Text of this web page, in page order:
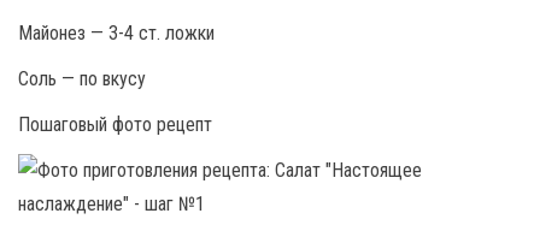
Майонез — 3-4 ст. ложки
Соль — по вкусу
Пошаговый фото рецепт